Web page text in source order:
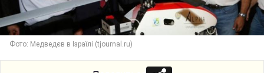
Фото: Медведєв в Ізраїлі (tjournal.ru)